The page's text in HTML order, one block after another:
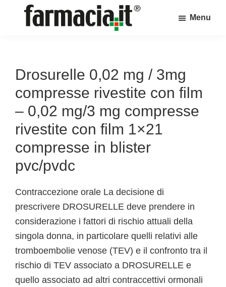
sul
mondo
della
farmacia
online
Menu
Drosurelle 0,02 mg / 3mg
compresse rivestite con film
– 0,02 mg/3 mg compresse
rivestite con film 1×21
compresse in blister
pvc/pvdc
Contraccezione orale La decisione di
prescrivere DROSURELLE deve prendere in
considerazione i fattori di rischio attuali della
singola donna, in particolare quelli relativi alle
tromboembolie venose (TEV) e il confronto tra il
rischio di TEV associato a DROSURELLE e
quello associato ad altri contraccettivi ormonali